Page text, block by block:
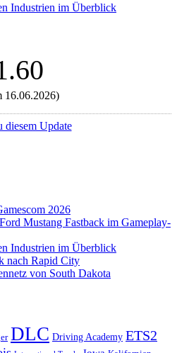
Industrien im Überblick
16.06.2026)
diesem Update
2026
Mustang Fastback im Gameplay-
Industrien im Überblick
nach Rapid City
von South Dakota
DLC Driving Academy ETS2